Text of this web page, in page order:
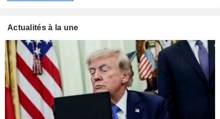
Actualités à la une